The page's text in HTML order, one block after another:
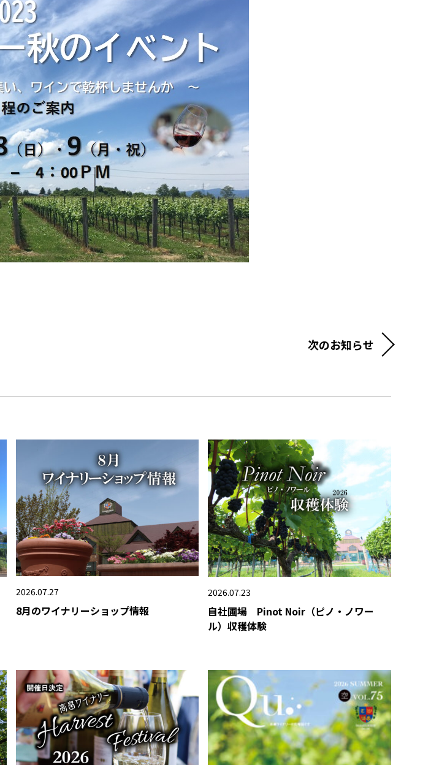
次のお知らせ
2026.07.27
8月のワイナリーショップ情報
2026.07.23
自社圃場 Pinot Noir（ピノ・ノワー
ル）収穫体験